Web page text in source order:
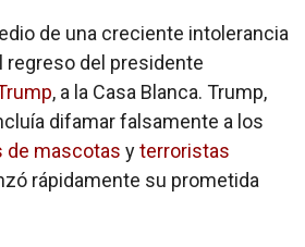
de una creciente intolerancia
regreso del presidente
, a la Casa Blanca. Trump,
difamar falsamente a los
de mascotas yterroristas
rápidamente su prometida